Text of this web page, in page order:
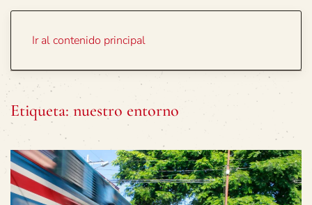
Ir al contenido principal
Etiqueta: nuestro entorno